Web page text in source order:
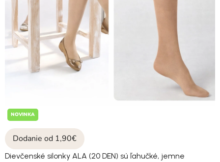
Dodanie od 1,90€
Dievčenské silonky ALA (20 DEN) sú ľahučké, jemne
NOVINKA